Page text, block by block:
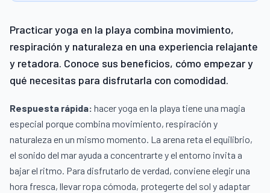
Practicar yoga en la playa combina movimiento,
respiración y naturaleza en una experiencia relajante
y retadora. Conoce sus beneficios, cómo empezar y
qué necesitas para disfrutarla con comodidad.
Respuesta rápida: hacer yoga en la playa tiene una magia
especial porque combina movimiento, respiración y
naturaleza en un mismo momento. La arena reta el equilibrio,
el sonido del mar ayuda a concentrarte y el entorno invita a
bajar el ritmo. Para disfrutarlo de verdad, conviene elegir una
hora fresca, llevar ropa cómoda, protegerte del sol y adaptar